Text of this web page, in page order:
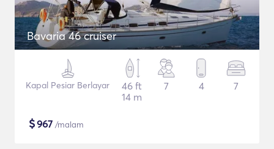
Bavaria 46 cruiser
Kapal Pesiar Berlayar
46 ft
14 m
7 4 7
$967 /malam